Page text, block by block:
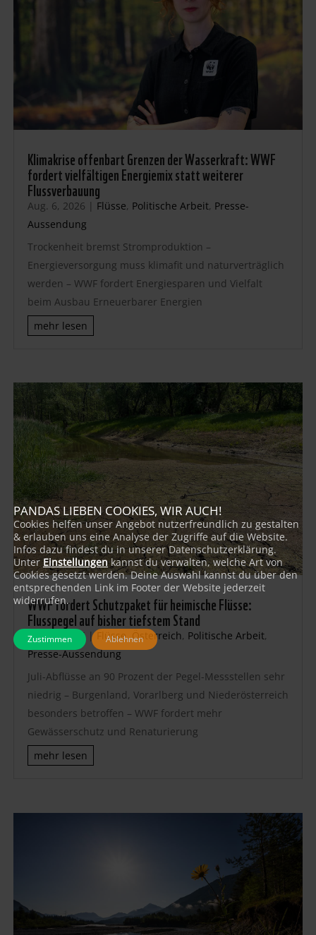
Klimakrise offenbart Grenzen der Wasserkraft: WWF
fordert vielfältigen Energiemix statt weiterer
Flussverbauung
Aug. 6, 2026 | Flüsse, Politische Arbeit, Presse-
Aussendung
Trockenheit bremst Stromproduktion –
Energieversorgung muss klimafit und naturverträglich
werden – WWF fordert Energiesparen und Vielfalt
beim Ausbau Erneuerbarer Energien
mehr lesen
WWF fordert Schutzpaket für heimische Flüsse:
Flusspegel auf bisher tiefstem Stand
Aug. 5, 2026| Flüsse,Österreich, Politische Arbeit,
Presse-Aussendung
Juli-Abflüsse an 90 Prozent der Pegel-Messstellen sehr
niedrig – Burgenland, Vorarlberg und Niederösterreich
besonders betroffen – WWF fordert mehr
Gewässerschutz und Renaturierung
mehr lesen
PANDAS LIEBEN COOKIES, WIR AUCH!
Cookies helfen unser Angebot nutzerfreundlich zu gestalten
& erlauben uns eine Analyse der Zugriffe auf die Website.
Infos dazu findest du in unserer Datenschutzerklärung.
UnterEinstellungen kannst du verwalten, welche Art von
Cookies gesetzt werden. Deine Auswahl kannst du über den
entsprechenden Link im Footer der Website jederzeit
widerrufen.
Zustimmen Ablehnen